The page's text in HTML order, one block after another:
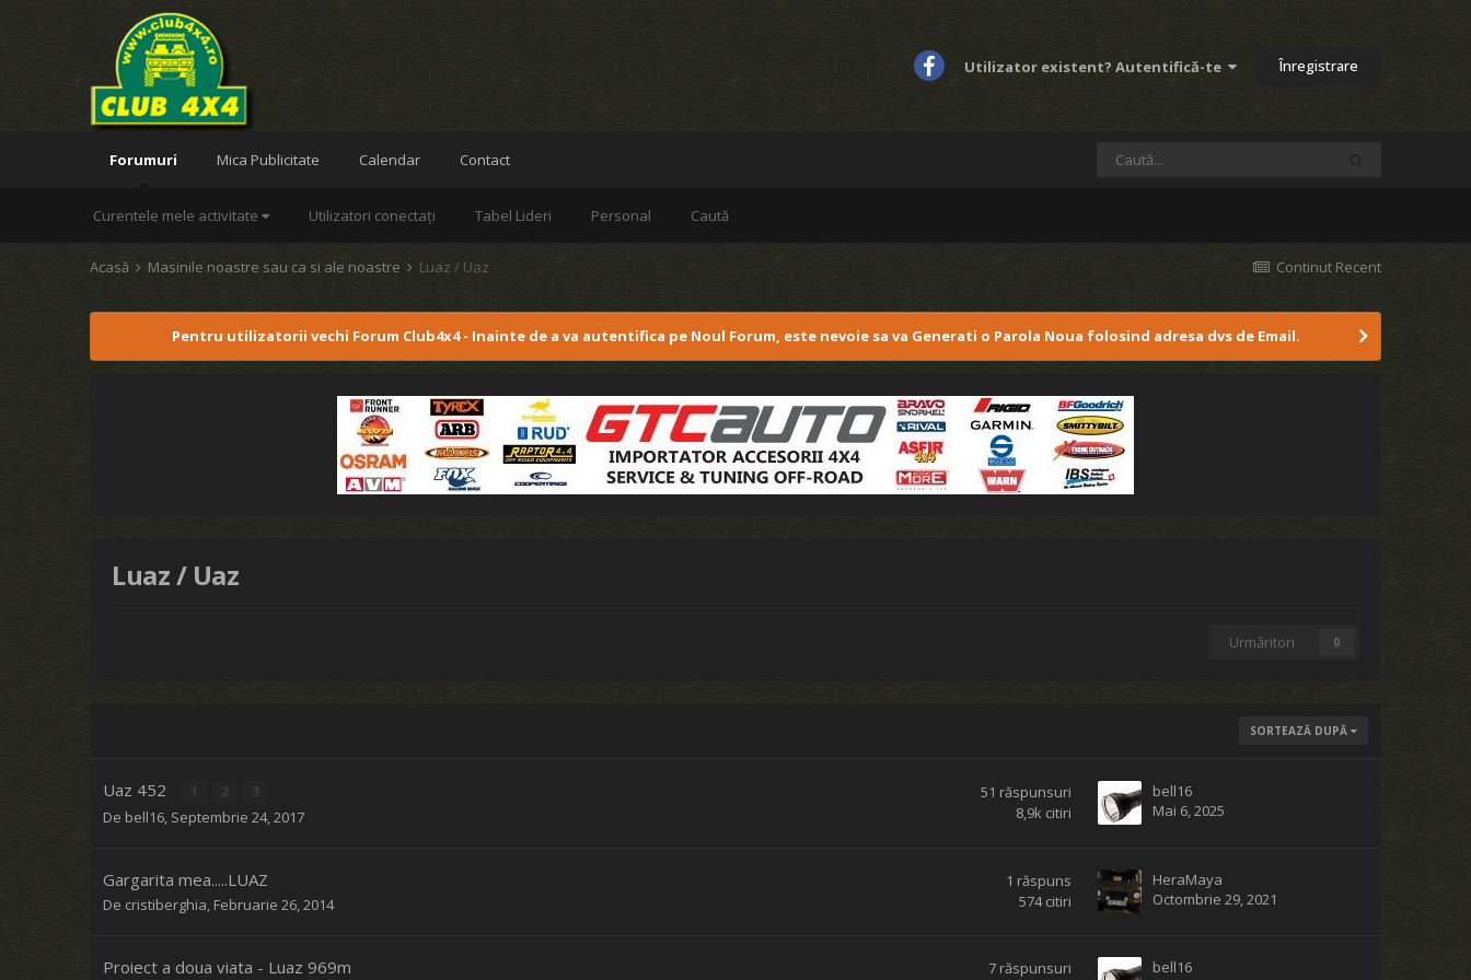
Utilizator existent? Autentifică-te Înregistrare
Forumuri
Curentele mele activitate Utilizatori conectați Tabel Lideri Personal Caută
Mica Publicitate Calendar Contact
Continut Recent
Acasă Masinile noastre sau ca si ale noastre Luaz / Uaz
Pentru utilizatorii vechi Forum Club4x4 - Inainte de a va autentifica pe Noul Forum, este nevoie sa va Generati o Parola Noua folosind adresa dvs de Email.
Luaz / Uaz
Urmăritori 0
SORTEAZĂ DUPĂ
Uaz 452
De bell16, Septembrie 24, 2017
51 răspunsuri
8,9k citiri
bell16
Mai 6, 2025
Gargarita mea.....LUAZ
De cristiberghia, Februarie 26, 2014
1 răspuns
574 citiri
HeraMaya
Octombrie 29, 2021
Proiect a doua viata - Luaz 969m 7 răspunsuri
bell16